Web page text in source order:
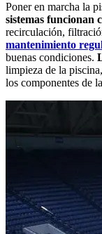
Poner en marcha la
sistemas funcionan
recirculación,
mantenimiento
buenas condiciones.
limpieza de la
los componentes de